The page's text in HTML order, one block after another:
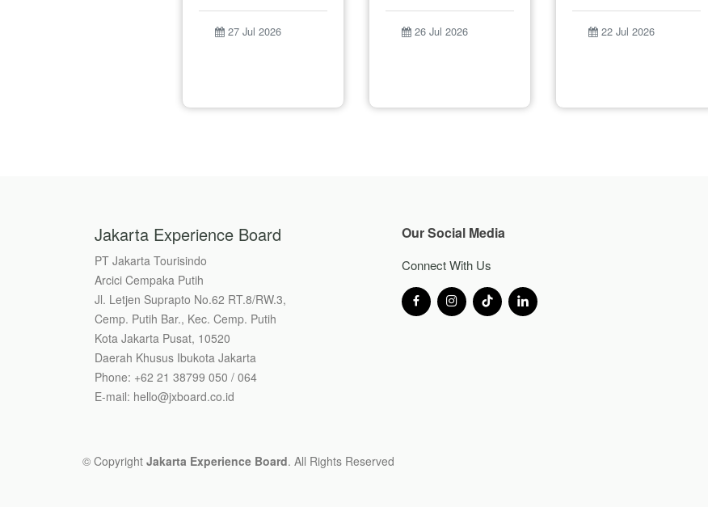
27 Jul 2026 26 Jul 2026 22 Jul 2026
Jakarta Experience Board
PT Jakarta Tourisindo
Arcici Cempaka Putih
Jl. Letjen Suprapto No.62 RT.8/RW.3,
Cemp. Putih Bar., Kec. Cemp. Putih
Kota Jakarta Pusat, 10520
Daerah Khusus Ibukota Jakarta
Phone: +62 21 38799 050 / 064
E-mail: hello@jxboard.co.id
Our Social Media
Connect With Us
© Copyright Jakarta Experience Board. All Rights Reserved